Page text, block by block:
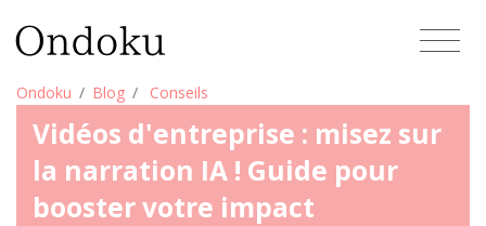
Ondoku Blog Conseils
Vidéos d'entreprise : misez sur
la narration IA ! Guide pour
booster votre impact